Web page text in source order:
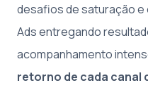
desafios de saturação
Ads entregando
acompanhamento
retorno de cada canal